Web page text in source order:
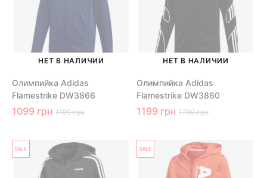
НЕТ В НАЛИЧИИ
Олимпийка Adidas
Flamestrike DW3866
1099 грн 1199 грн
НЕТ В НАЛИЧИИ
Олимпийка Adidas
Flamestrike DW3860
1199 грн 1799 грн